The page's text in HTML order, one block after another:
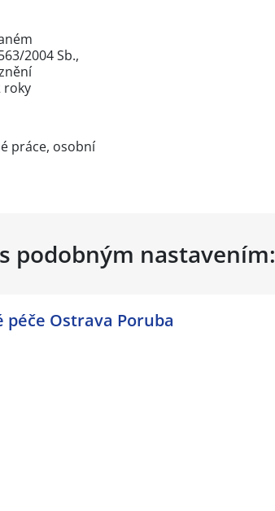
2004 Sb.,
roky
práce, osobní
podobným nastavením:
péče Ostrava Poruba